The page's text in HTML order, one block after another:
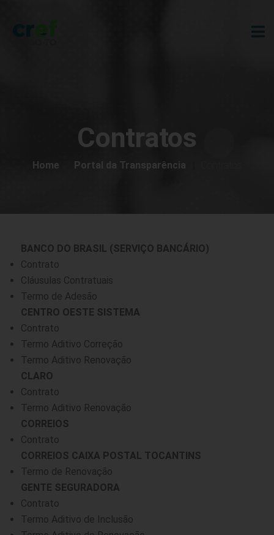
Contratos
Home Portal da Transparência
BANCO DO BRASIL (SERVIÇO BANCÁRIO)
Contrato
Cláusulas Contratuais
Termo de Adesão
CENTRO OESTE SISTEMA
Contrato
Termo Aditivo Correção
Termo Aditivo Renovação
CLARO
Contrato
Termo Aditivo Renovação
CORREIOS
Contrato
CORREIOS CAIXA POSTAL TOCANTINS
Termo de Renovação
GENTE SEGURADORA
Contrato
Termo Aditivo de Inclusão